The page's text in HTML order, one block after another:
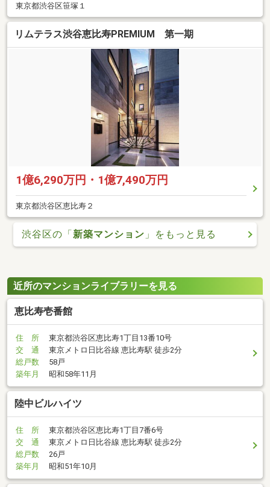
東京都渋谷区笹塚１
リムテラス渋谷恵比寿PREMIUM 第一期
1億6,290万円・1億7,490万円
東京都渋谷区恵比寿２
渋谷区の「新築マンション 」をもっと見る
近所のマンションライブラリーを見る
恵比寿壱番館
住 所
東京都渋谷区恵比寿1丁目13番10号
交 通
東京メトロ日比谷線 恵比寿駅 徒歩2分
総戸数
58戸
築年月
昭和58年11月
陸中ビルハイツ
住 所
東京都渋谷区恵比寿1丁目7番6号
交 通
東京メトロ日比谷線 恵比寿駅 徒歩2分
総戸数
26戸
築年月
昭和51年10月